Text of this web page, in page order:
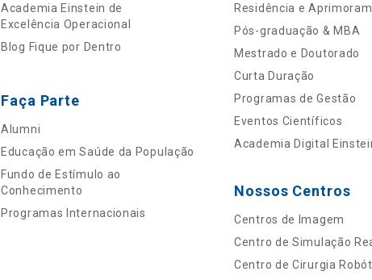
Academia Einstein de
Excelência Operacional
Blog Fique por Dentro
Faça Parte
Alumni
Educação em Saúde da População
Fundo de Estímulo ao
Conhecimento
Programas Internacionais
Residência e
Pós-graduação & MBA
Mestrado e Doutorado
Curta Duração
Programas de Gestão
Eventos Científicos
Academia Digital
Nossos Centros
Centros de Imagem
Centro de Simulação
Centro de Cirurgia